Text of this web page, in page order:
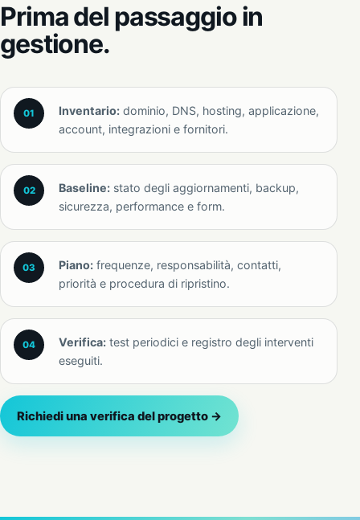
Prima del passaggio in
gestione.
Inventario: dominio, DNS, hosting, applicazione,
account, integrazioni e fornitori.
Baseline: stato degli aggiornamenti, backup,
sicurezza, performance e form.
Piano: frequenze, responsabilità, contatti,
priorità e procedura di ripristino.
Verifica: test periodici e registro degli interventi
eseguiti.
Richiedi una verifica del progetto →